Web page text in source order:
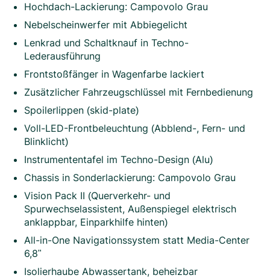
Hochdach-Lackierung: Campovolo Grau
Nebelscheinwerfer mit Abbiegelicht
Lenkrad und Schaltknauf in Techno-
Lederausführung
Frontstoßfänger in Wagenfarbe lackiert
Zusätzlicher Fahrzeugschlüssel mit Fernbedienung
Spoilerlippen (skid-plate)
Voll-LED-Frontbeleuchtung (Abblend-, Fern- und
Blinklicht)
Instrumententafel im Techno-Design (Alu)
Chassis in Sonderlackierung: Campovolo Grau
Vision Pack II (Querverkehr- und
Spurwechselassistent, Außenspiegel elektrisch
anklappbar, Einparkhilfe hinten)
All-in-One Navigationssystem statt Media-Center
6,8"
Isolierhaube Abwassertank, beheizbar